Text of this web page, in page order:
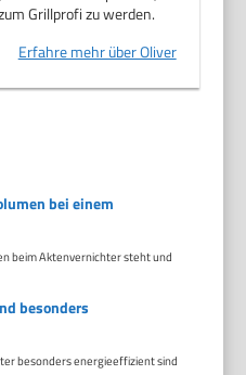
Grillprofi zu werden.
Erfahre mehr über Oliver
bei einem
beim Aktenvernichter steht und
besonders
besonders energieeffizient sind